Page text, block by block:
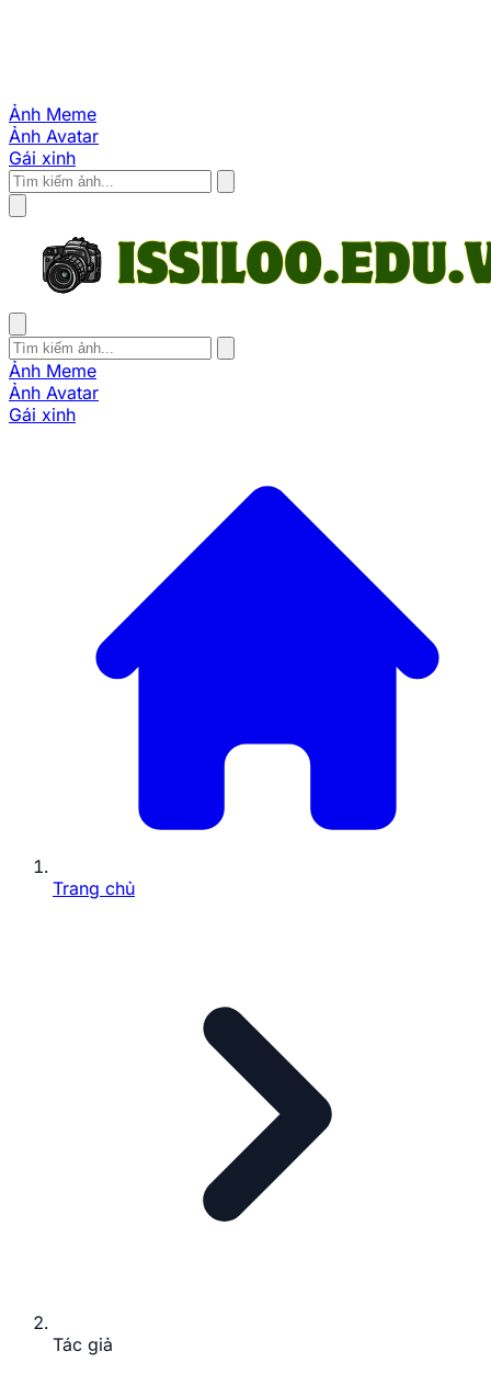
Ảnh Meme
Ảnh Avatar
Gái xinh
Ảnh Meme
Ảnh Avatar
Gái xinh
Trang chủ
Tác giả